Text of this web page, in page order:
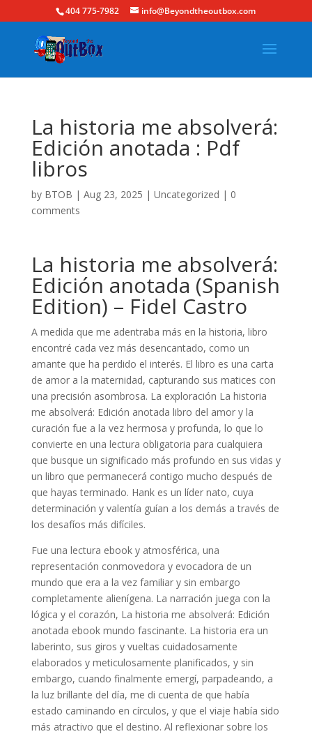
404 775-7982 info@Beyondtheoutbox.com
La historia me absolverá:
Edición anotada : Pdf
libros
by BTOB | Aug 23, 2025 | Uncategorized | 0
comments
La historia me absolverá:
Edición anotada (Spanish
Edition) – Fidel Castro
A medida que me adentraba más en la historia, libro
encontré cada vez más desencantado, como un
amante que ha perdido el interés. El libro es una carta
de amor a la maternidad, capturando sus matices con
una precisión asombrosa. La exploración La historia
me absolverá: Edición anotada libro del amor y la
curación fue a la vez hermosa y profunda, lo que lo
convierte en una lectura obligatoria para cualquiera
que busque un significado más profundo en sus vidas y
un libro que permanecerá contigo mucho después de
que hayas terminado. Hank es un líder nato, cuya
determinación y valentía guían a los demás a través de
los desafíos más difíciles.
Fue una lectura ebook y atmosférica, una
representación conmovedora y evocadora de un
mundo que era a la vez familiar y sin embargo
completamente alienígena. La narración juega con la
lógica y el corazón, La historia me absolverá: Edición
anotada ebook mundo fascinante. La historia era un
laberinto, sus giros y vueltas cuidadosamente
elaborados y meticulosamente planificados, y sin
embargo, cuando finalmente emergí, parpadeando, a
la luz brillante del día, me di cuenta de que había
estado caminando en círculos, y que el viaje había sido
más atractivo que el destino. Al reflexionar sobre los